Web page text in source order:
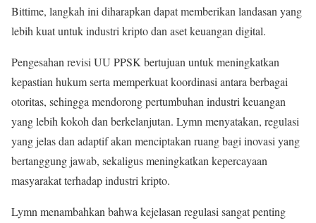
Bittime, langkah ini diharapkan dapat memberikan landasan yang
lebih kuat untuk industri kripto dan aset keuangan digital.
Pengesahan revisi UU PPSK bertujuan untuk meningkatkan
kepastian hukum serta memperkuat koordinasi antara berbagai
otoritas, sehingga mendorong pertumbuhan industri keuangan
yang lebih kokoh dan berkelanjutan. Lymn menyatakan, regulasi
yang jelas dan adaptif akan menciptakan ruang bagi inovasi yang
bertanggung jawab, sekaligus meningkatkan kepercayaan
masyarakat terhadap industri kripto.
Lymn menambahkan bahwa kejelasan regulasi sangat penting